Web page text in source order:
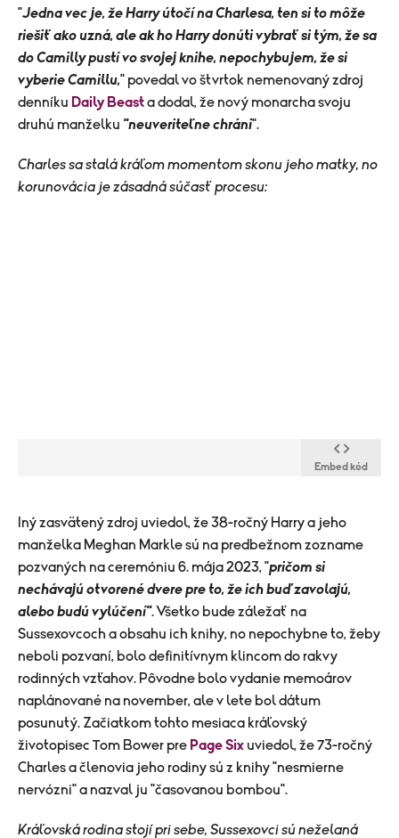
"Jedna vec je, že Harry útočí na Charlesa, ten si to môže
riešiť ako uzná, ale ak ho Harry donúti vybrať si tým, že sa
do Camilly pustí vo svojej knihe, nepochybujem, že si
vyberie Camillu," povedal vo štvrtok nemenovaný zdroj
denníku Daily Beasta dodal, že nový monarcha svoju
druhú manželku "neuveriteľne chráni".
Charles sa stalá kráľom momentom skonu jeho matky, no
korunovácia je zásadná súčasť procesu:
Embed kód
​Iný zasvätený zdroj uviedol, že 38-ročný Harry a jeho
manželka Meghan Markle sú na predbežnom zozname
pozvaných na ceremóniu 6. mája 2023, "pričom si
nechávajú otvorené dvere pre to, že ich buď zavolajú,
alebo budú vylúčení". Všetko bude záležať na
Sussexovcoch a obsahu ich knihy, no nepochybne to, žeby
neboli pozvaní, bolo definitívnym klincom do rakvy
rodinných vzťahov. Pôvodne bolo vydanie memoárov
naplánované na november, ale v lete bol dátum
posunutý. Začiatkom tohto mesiaca kráľovský
životopisec Tom Bower pre Page Six uviedol, že 73-ročný
Charles a členovia jeho rodiny sú z knihy "nesmierne
nervózni" a nazval ju "časovanou bombou".
Kráľovská rodina stojí pri sebe, Sussexovci sú neželaná